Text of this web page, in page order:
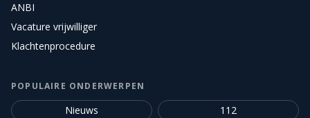
ANBI
Vacature vrijwilliger
Klachtenprocedure
POPULAIRE ONDERWERPEN
Nieuws
112